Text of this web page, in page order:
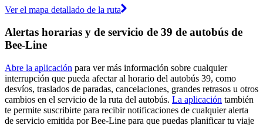
Ver el mapa detallado de la ruta
Alertas horarias y de servicio de 39 de autobús de
Bee-Line
Abre la aplicación para ver más información sobre cualquier
interrupción que pueda afectar al horario del autobús 39, como
desvíos, traslados de paradas, cancelaciones, grandes retrasos u otros
cambios en el servicio de la ruta del autobús. La aplicación también
te permite suscribirte para recibir notificaciones de cualquier alerta
de servicio emitida por Bee-Line para que puedas planificar tu viaje